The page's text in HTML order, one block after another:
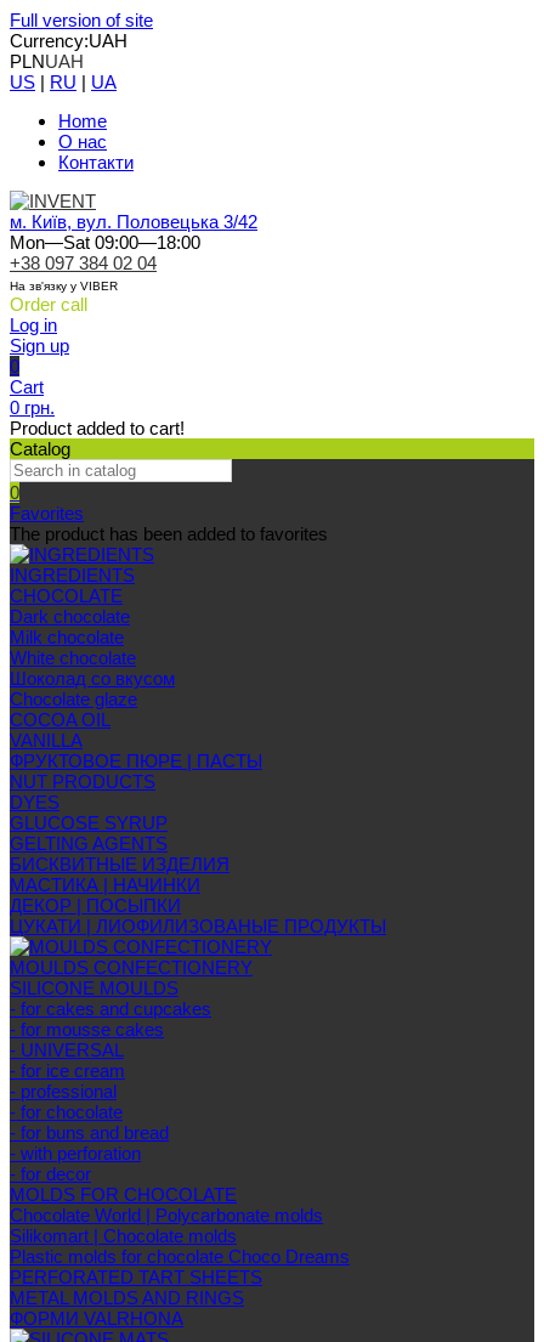
Full version of site
Currency:UAH
PLNUAH
US | RU | UA
Home
О нас
Контакти
м. Київ, вул. Половецька 3/42
Mon—Sat 09:00—18:00
+38 097 384 02 04
На зв'язку у VIBER
Order call
Log in
Sign up
0
Cart
0 грн.
Product added to cart!
Catalog
0
Favorites
The product has been added to favorites
INGREDIENTS
CHOCOLATE
Dark chocolate
Milk chocolate
White chocolate
Шоколад со вкусом
Chocolate glaze
COCOA OIL
VANILLA
ФРУКТОВОЕ ПЮРЕ | ПАСТЫ
NUT PRODUCTS
DYES
GLUCOSE SYRUP
GELTING AGENTS
БИСКВИТНЫЕ ИЗДЕЛИЯ
МАСТИКА | НАЧИНКИ
ДЕКОР | ПОСЫПКИ
ЦУКАТИ | ЛИОФИЛИЗОВАНЫЕ ПРОДУКТЫ
MOULDS CONFECTIONERY
SILICONE MOULDS
- for cakes and cupcakes
- for mousse cakes
- UNIVERSAL
- for ice cream
- professional
- for chocolate
- for buns and bread
- with perforation
- for decor
MOLDS FOR CHOCOLATE
Chocolate World | Polycarbonate molds
Silikomart | Chocolate molds
Plastic molds for chocolate Choco Dreams
PERFORATED TART SHEETS
METAL MOLDS AND RINGS
ФОРМИ VALRHONA